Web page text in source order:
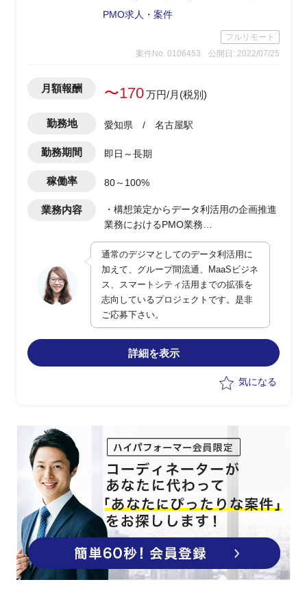
PMO求人・案件
フルリモート
案件No. 0106453
公開日: 2022/07/25
月額報酬 〜170万円/月(税別)
勤務地 愛知県 / 名古屋駅
勤務期間 即日～長期
稼働率 80～100%
業務内容
・構想策定からデータ利活用の企画推進
業務におけるPMO業務
・データ基盤構築の指示や推進
・データ連携等テクニカル面における支
援ベンダーや関係部署との交渉/調整業務
・グループ間流通/MaaSビジネス/スマー
トシティ活用への検討や推進
通常のデジマとしてのデータ利活用に
加えて、グループ間流通、MaaSビジネ
ス、スマートシティ活用までの拡張を
志向しているプロジェクトです。是非
ご応募下さい。
詳細を表示
気になる